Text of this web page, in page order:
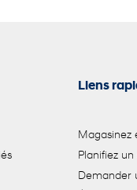
Liens
Magasinez
Planifiez
Demander